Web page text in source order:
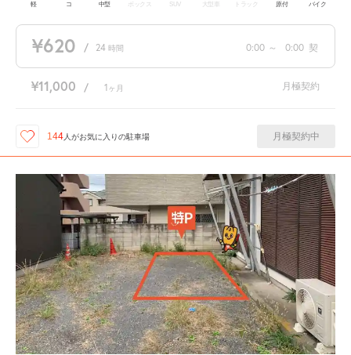
軽 コ 中型 ボックス SUV 大型車 トラック 原付 バイク
¥620 / 24 時間 0:00 ～ 0:00 契
¥11,000 / 1 ヶ月 月極契約
144人がお気に入りの駐車場 月極契約中